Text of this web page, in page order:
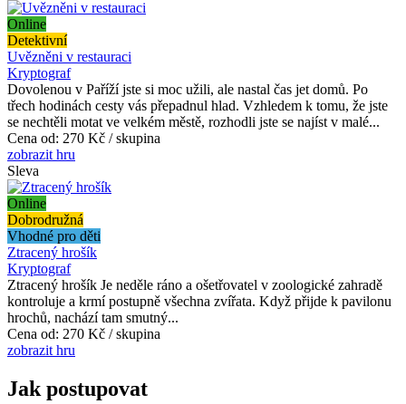
Online
Detektivní
Uvězněni v restauraci
Kryptograf
Dovolenou v Paříží jste si moc užili, ale nastal čas jet domů. Po
třech hodinách cesty vás přepadnul hlad. Vzhledem k tomu, že jste
se nechtěli motat ve velkém městě, rozhodli jste se najíst v malé...
Cena od: 270 Kč / skupina
zobrazit hru
Sleva
Online
Dobrodružná
Vhodné pro děti
Ztracený hrošík
Kryptograf
Ztracený hrošík Je neděle ráno a ošetřovatel v zoologické zahradě
kontroluje a krmí postupně všechna zvířata. Když přijde k pavilonu
hrochů, nachází tam smutný...
Cena od: 270 Kč / skupina
zobrazit hru
Jak postupovat